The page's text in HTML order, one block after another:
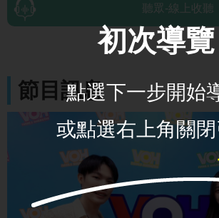
聽眾-線上收聽
節目訊息
初次導覽
點選下一步開始
或點選右上角關